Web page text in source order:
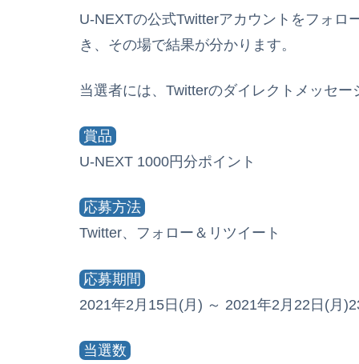
U-NEXTの公式Twitterアカウントをフォロ
き、その場で結果が分かります。
当選者には、Twitterのダイレクトメッセ
賞品
U-NEXT 1000円分ポイント
応募方法
Twitter、フォロー＆リツイート
応募期間
2021年2月15日(月) ～ 2021年2月22日(月
当選数